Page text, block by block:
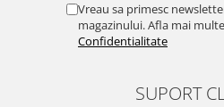
Vreau sa primesc
magazinului. Afla mai
Confidentialitate
SUPORT